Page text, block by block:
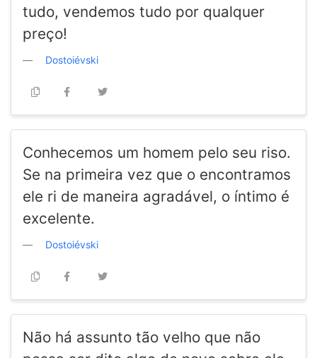
tudo, vendemos tudo por qualquer
preço!
Dostoiévski
Conhecemos um homem pelo seu riso.
Se na primeira vez que o encontramos
ele ri de maneira agradável, o íntimo é
excelente.
Dostoiévski
Não há assunto tão velho que não